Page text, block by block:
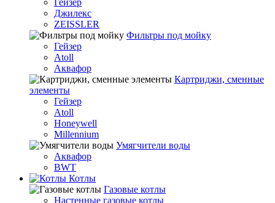
Гейзер
Джилекс
ZEISSLER
Фильтры под мойку
Гейзер
Atoll
Аквафор
Картриджи, сменные
элементы
Гейзер
Atoll
Honeywell
Millennium
Умягчители воды
Аквафор
BWT
Котлы
Гaзовые котлы
Настенные газовые котлы